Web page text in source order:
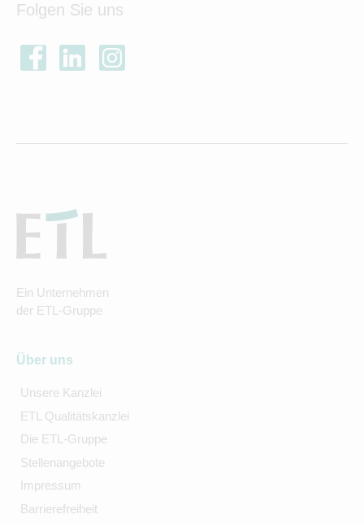
Folgen Sie uns
Ein Unternehmen
der ETL-Gruppe
Über uns
Unsere Kanzlei
ETL Qualitätskanzlei
Die ETL-Gruppe
Stellenangebote
Impressum
Barrierefreiheit